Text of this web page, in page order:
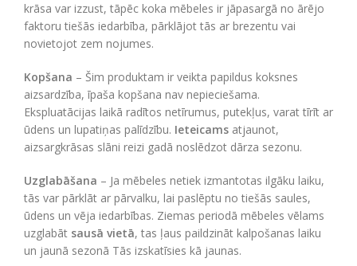
krāsa var izzust, tāpēc koka mēbeles ir jāpasargā no ārējo
faktoru tiešās iedarbība, pārklājot tās ar brezentu vai
novietojot zem nojumes.
Kopšana – Šim produktam ir veikta papildus koksnes
aizsardzība, īpaša kopšana nav nepieciešama.
Ekspluatācijas laikā radītos netīrumus, putekļus, varat tīrīt ar
ūdens un lupatiņas palīdzību. Ieteicams atjaunot,
aizsargkrāsas slāni reizi gadā noslēdzot dārza sezonu.
Uzglabāšana – Ja mēbeles netiek izmantotas ilgāku laiku,
tās var pārklāt ar pārvalku, lai paslēptu no tiešās saules,
ūdens un vēja iedarbības. Ziemas periodā mēbeles vēlams
uzglabāt sausā vietā, tas ļaus paildzināt kalpošanas laiku
un jaunā sezonā Tās izskatīsies kā jaunas.